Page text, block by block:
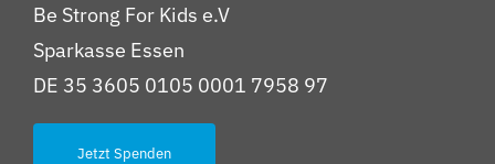
Be Strong For Kids e.V
Sparkasse Essen
DE 35 3605 0105 0001 7958 97
Jetzt Spenden